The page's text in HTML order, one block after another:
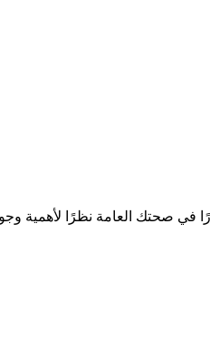
في صحتك العامة نظرًا لأهمية